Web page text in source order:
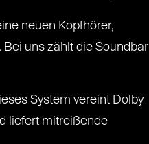
neuen Kopfhörer,
uns zählt die Soundbar
System vereint Dolby
liefert mitreißende